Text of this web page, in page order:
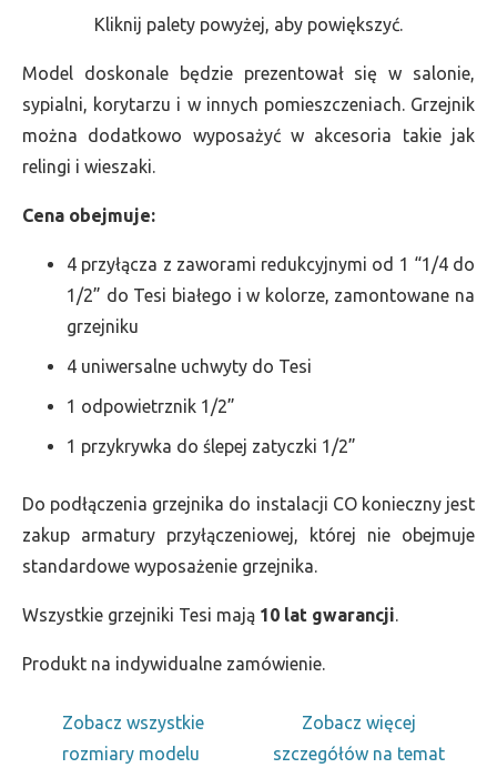
Kliknij palety powyżej, aby powiększyć.
Model doskonale będzie prezentował się w salonie,
sypialni, korytarzu i w innych pomieszczeniach. Grzejnik
można dodatkowo wyposażyć w akcesoria takie jak
relingi i wieszaki.
Cena obejmuje:
4 przyłącza z zaworami redukcyjnymi od 1 “1/4 do
1/2” do Tesi białego i w kolorze, zamontowane na
grzejniku
4 uniwersalne uchwyty do Tesi
1 odpowietrznik 1/2”
1 przykrywka do ślepej zatyczki 1/2”
Do podłączenia grzejnika do instalacji CO konieczny jest
zakup armatury przyłączeniowej, której nie obejmuje
standardowe wyposażenie grzejnika.
Wszystkie grzejniki Tesi mają 10 lat gwarancji.
Produkt na indywidualne zamówienie.
Zobacz wszystkie
rozmiary modelu
Zobacz więcej
szczegółów na temat